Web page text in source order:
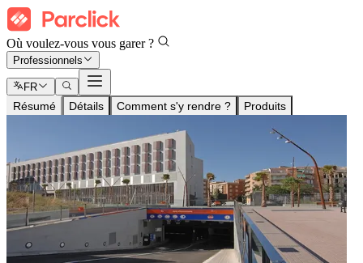
Où voulez-vous vous garer ?
Professionnels
FR
Résumé Détails Comment s'y rendre ? Produits